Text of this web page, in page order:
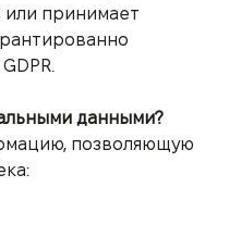
или принимает
данными?
позволяющую